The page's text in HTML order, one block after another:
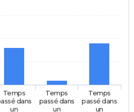
Temps
dans
un
Temps
passé dans
un
Temps
passé dans
un